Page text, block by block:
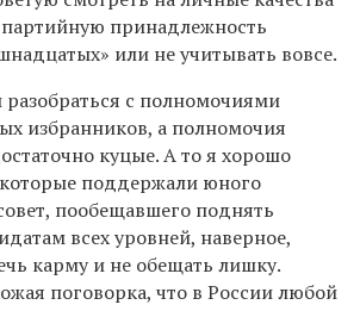
партийную принадлежность
или не учитывать вовсе.
с полномочиями
избранников, а полномочия
куцые. А то я хорошо
поддержали юного
пообещавшего поднять
всех уровней, наверное,
карму и не обещать лишку.
поговорка, что в России любой